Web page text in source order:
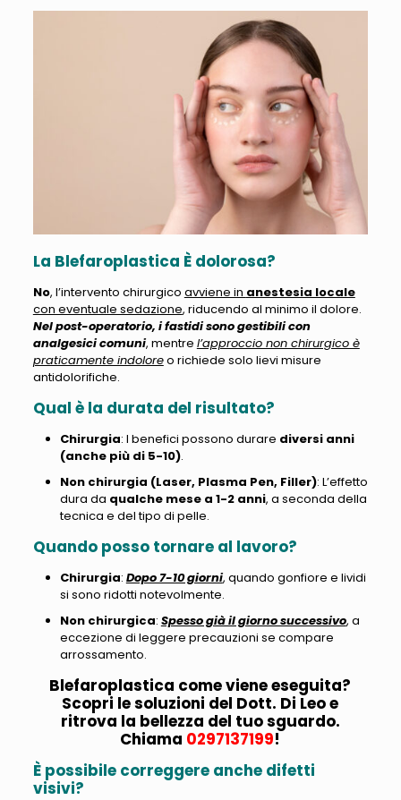
La Blefaroplastica È dolorosa?
No, l’intervento chirurgico avviene in anestesia locale
con eventuale sedazione, riducendo al minimo il dolore.
Nel post-operatorio, i fastidi sono gestibili con
analgesici comuni, mentre l’approccio non chirurgico è
praticamente indoloreo richiede solo lievi misure
antidolorifiche.
Qual è la durata del risultato?
Chirurgia: I benefici possono durare diversi anni
(anche più di 5-10).
Non chirurgia (Laser, Plasma Pen, Filler): L’effetto
dura da qualche mese a 1-2 anni, a seconda della
tecnica e del tipo di pelle.
Quando posso tornare al lavoro?
Chirurgia: Dopo 7-10 giorni, quando gonfiore e lividi
si sono ridotti notevolmente.
Non chirurgica: Spesso già il giorno successivo, a
eccezione di leggere precauzioni se compare
arrossamento.
Blefaroplastica come viene eseguita?
Scopri le soluzioni del Dott. Di Leo e
ritrova la bellezza del tuo sguardo.
Chiama 0297137199!
È possibile correggere anche difetti
visivi?